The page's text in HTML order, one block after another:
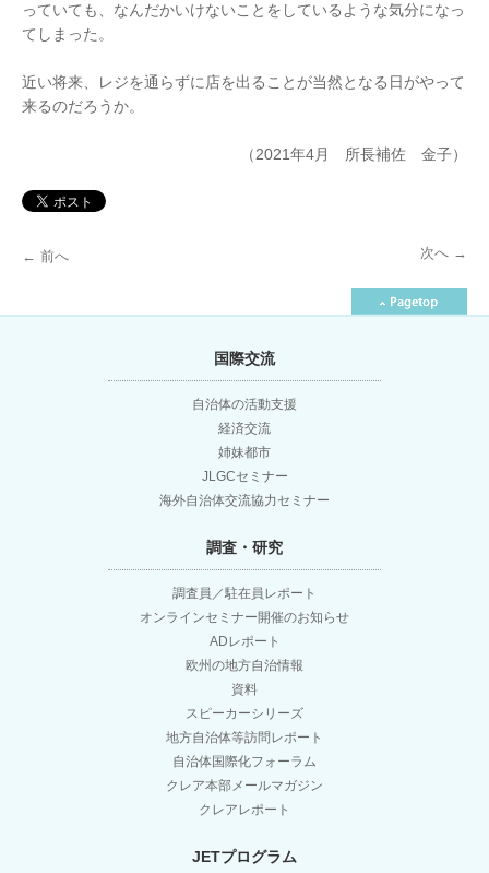
っていても、なんだかいけないことをしているような気分になっ
てしまった。
近い将来、レジを通らずに店を出ることが当然となる日がやって
来るのだろうか。
（2021年4月 所長補佐 金子）
← 前へ 次へ →
国際交流
自治体の活動支援
経済交流
姉妹都市
JLGCセミナー
海外自治体交流協力セミナー
調査・研究
調査員／駐在員レポート
オンラインセミナー開催のお知らせ
ADレポート
欧州の地方自治情報
資料
スピーカーシリーズ
地方自治体等訪問レポート
自治体国際化フォーラム
クレア本部メールマガジン
クレアレポート
JETプログラム